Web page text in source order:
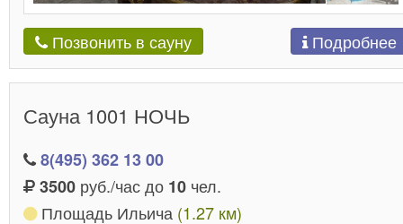
Позвонить в сауну Подробнее
Сауна 1001 НОЧЬ
8(495) 362 13 00
3500 руб./час до 10 чел.
Площадь Ильича (1.27 км)